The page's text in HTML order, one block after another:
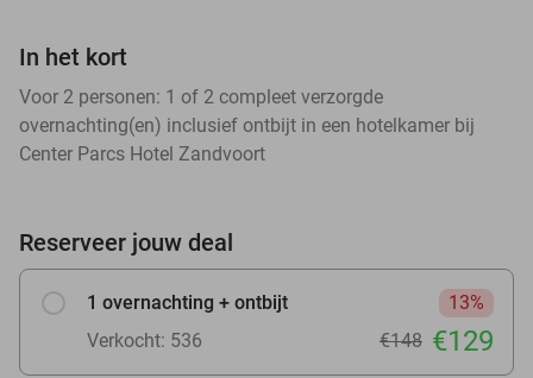
In het kort
Voor 2 personen: 1 of 2 compleet verzorgde
overnachting(en) inclusief ontbijt in een hotelkamer bij
Center Parcs Hotel Zandvoort
Reserveer jouw deal
1 overnachting + ontbijt
13%
Verkocht: 536
€148 €129